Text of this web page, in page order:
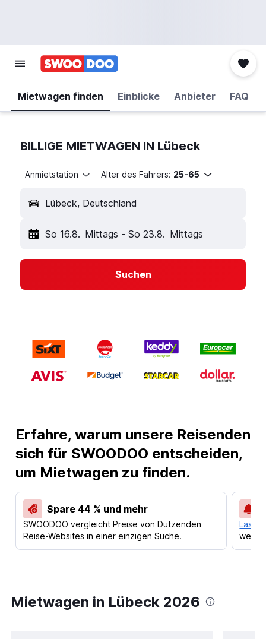
Mietwagen finden Einblicke Anbieter FAQ
BILLIGE MIETWAGEN IN Lübeck
Anmietstation Alter des Fahrers: 25-65
Lübeck, Deutschland
So 16.8. Mittags - So 23.8. Mittags
Suchen
Erfahre, warum unsere Reisenden
sich für SWOODOO entscheiden,
um Mietwagen zu finden.
Spare 44 % und mehr
SWOODOO vergleicht Preise von Dutzenden
Reise-Websites in einer einzigen Suche.
Lass
Mietwagen in Lübeck 2026